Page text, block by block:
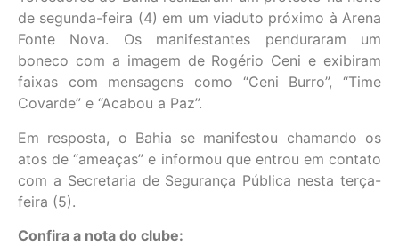
de segunda-feira (4) em um viaduto próximo à Arena
Fonte Nova. Os manifestantes penduraram um
boneco com a imagem de Rogério Ceni e exibiram
faixas com mensagens como “Ceni Burro”, “Time
Covarde” e “Acabou a Paz”.
Em resposta, o Bahia se manifestou chamando os
atos de “ameaças” e informou que entrou em contato
com a Secretaria de Segurança Pública nesta terça-
feira (5).
Confira a nota do clube: